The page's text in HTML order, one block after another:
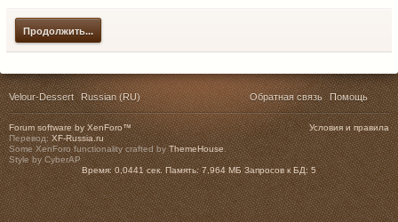
Продолжить...
Velour-Dessert Russian (RU) Обратная связь Помощь
Условия и правила
Forum software by XenForo™
Перевод:XF-Russia.ru
Some XenForo functionality crafted byThemeHouse.
Style by CyberAP
Время: 0,0441 сек. Память: 7,964 МБ Запросов к БД: 5